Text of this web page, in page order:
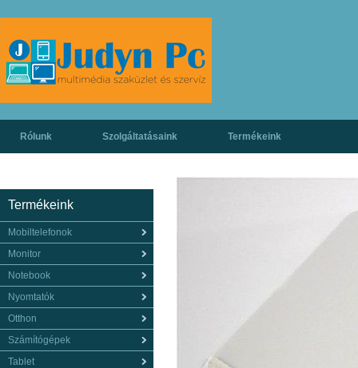
Rólunk Szolgáltatásaink Termékeink
Termékeink
Mobiltelefonok
Monitor
Notebook
Nyomtatók
Otthon
Számítógépek
Tablet